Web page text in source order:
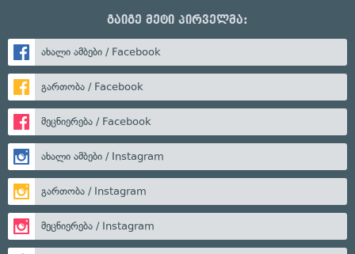
გაიგე მეტი პირველმა:
ახალი ამბები / Facebook
გართობა / Facebook
მეცნიერება / Facebook
ახალი ამბები / Instagram
გართობა / Instagram
მეცნიერება / Instagram